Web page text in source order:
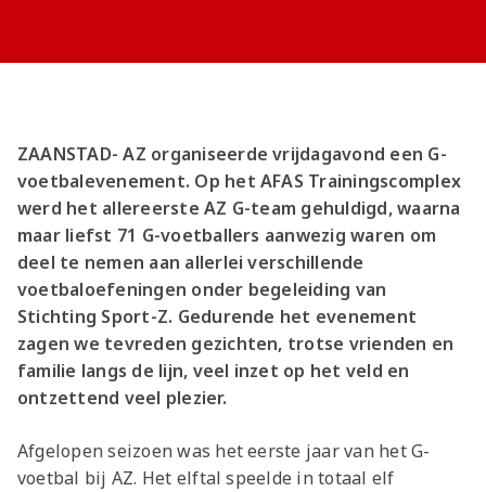
ZAANSTAD- AZ organiseerde vrijdagavond een G-
voetbalevenement. Op het AFAS Trainingscomplex
werd het allereerste AZ G-team gehuldigd, waarna
maar liefst 71 G-voetballers aanwezig waren om
deel te nemen aan allerlei verschillende
voetbaloefeningen onder begeleiding van
Stichting Sport-Z. Gedurende het evenement
zagen we tevreden gezichten, trotse vrienden en
familie langs de lijn, veel inzet op het veld en
ontzettend veel plezier.
Afgelopen seizoen was het eerste jaar van het G-
voetbal bij AZ. Het elftal speelde in totaal elf